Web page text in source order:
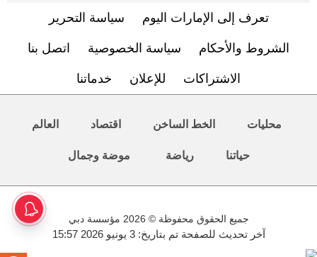
تعرف إلى الإمارات اليوم سياسة التحرير
الشروط والأحكام سياسة الخصوصية اتصل بنا
الاشتراكات للإعلان خدماتنا
محليات الخط الساخن اقتصاد العالم
حياتنا رياضة موضة وجمال
جميع الحقوق محفوظة © 2026 مؤسسة دبي
آخر تحديث للصفحة تم بتاريخ: 3 يونيو 2026 15:57